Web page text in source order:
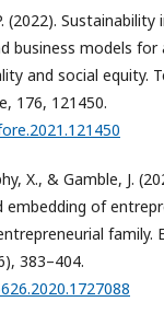
(2022). Sustainability
business models for
and social equity.
176, 121450.
X., & Gamble, J.
of
family.
383–404.